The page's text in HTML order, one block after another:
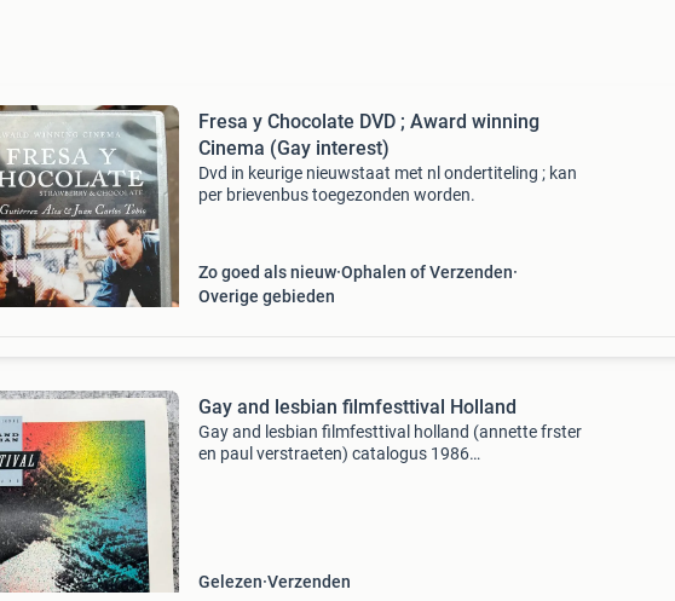
Fresa y Chocolate DVD ; Award winning
Cinema (Gay interest)
Dvd in keurige nieuwstaat met nl ondertiteling ; kan
per brievenbus toegezonden worden.
Zo goed als nieuw Ophalen of Verzenden
Overige gebieden
Gay and lesbian filmfesttival Holland
Gay and lesbian filmfesttival holland (annette frster
en paul verstraeten) catalogus 1986
Gelezen Verzenden